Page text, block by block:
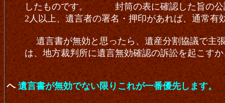
したものです。 封筒の表に確認した旨の公証
2人以上、遺言者の署名・押印があれば、通常有
遺言書が無効と思ったら、遺産分割協議で主
は、地方裁判所に遺言無効確認の訴訟を起こすか
ヘ遺言書が無効でない限りこれが一番優先します。